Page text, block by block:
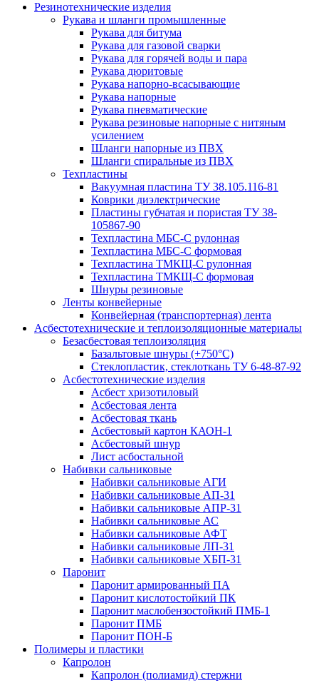
Резинотехнические изделия
Рукава и шланги промышленные
Рукава для битума
Рукава для газовой сварки
Рукава для горячей воды и пара
Рукава дюритовые
Рукава напорно-всасывающие
Рукава напорные
Рукава пневматические
Рукава резиновые напорные с нитяным
усилением
Шланги напорные из ПВХ
Шланги спиральные из ПВХ
Техпластины
Вакуумная пластина ТУ 38.105.116-81
Коврики диэлектрические
Пластины губчатая и пористая ТУ 38-
105867-90
Техпластина МБС-С рулонная
Техпластина МБС-С формовая
Техпластина ТМКЩ-С рулонная
Техпластина ТМКЩ-С формовая
Шнуры резиновые
Ленты конвейерные
Конвейерная (транспортерная) лента
Асбестотехнические и теплоизоляционные материалы
Безасбестовая теплоизоляция
Базальтовые шнуры (+750°С)
Стеклопластик, стеклоткань ТУ 6-48-87-92
Асбестотехнические изделия
Асбест хризотиловый
Асбестовая лента
Асбестовая ткань
Асбестовый картон КАОН-1
Асбестовый шнур
Лист асбостальной
Набивки сальниковые
Набивки сальниковые АГИ
Набивки сальниковые АП-31
Набивки сальниковые АПР-31
Набивки сальниковые АС
Набивки сальниковые АФТ
Набивки сальниковые ЛП-31
Набивки сальниковые ХБП-31
Паронит
Паронит армированный ПА
Паронит кислотостойкий ПК
Паронит маслобензостойкий ПМБ-1
Паронит ПМБ
Паронит ПОН-Б
Полимеры и пластики
Капролон
Капролон (полиамид) стержни